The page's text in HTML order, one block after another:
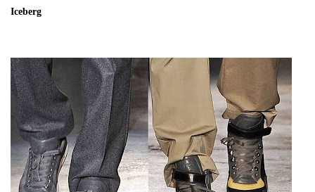
Iceberg